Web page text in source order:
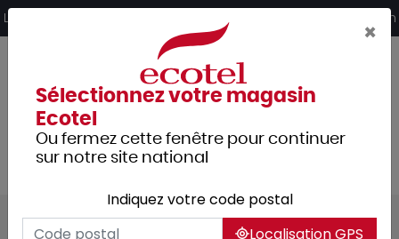
Livraison offerte dès 249€ HT d’achat et retrait 2h en magasin
Tous les produits
Arts de la table
×
Sélectionnez votre magasin
Ecotel
Ou fermez cette fenêtre pour continuer
sur notre site national
Indiquez votre code postal
Localisation GPS
Panneau de gestion des cookies